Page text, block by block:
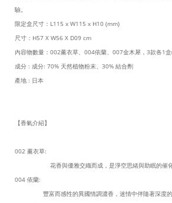
驗。
限定盒尺寸：L115 x W115 x H10 (mm)
尺寸：H57 X W56 X D09 cm
內容物數量：002薰衣草、004依蘭、007金木犀，3款各1
成分 : 成分: 70% 天然植物粉末、30% 結合劑
產地 : 日本
【香氣介紹】
002 薰衣草:
花香與優雅交織而成，是淨空思緒與助眠的催化
004 依蘭:
豐富而感性的異國情調濃香，迷情中伴隨著深度的